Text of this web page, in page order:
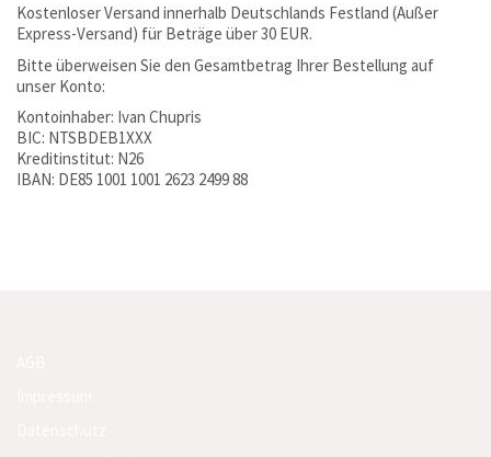
Kostenloser Versand innerhalb Deutschlands Festland (Außer
Express-Versand) für Beträge über 30 EUR.
Bitte überweisen Sie den Gesamtbetrag Ihrer Bestellung auf
unser Konto:
Kontoinhaber: Ivan Chupris
BIC: NTSBDEB1XXX
Kreditinstitut: N26
IBAN: DE85 1001 1001 2623 2499 88